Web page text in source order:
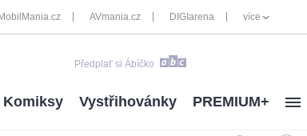
MobilMania.cz AVmania.cz DIGIarena více
Předplať si Ábíčko
Komiksy Vystřihovánky PREMIUM+